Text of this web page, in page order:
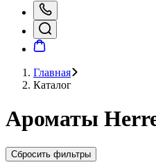
Главная
Каталог
Ароматы
Сбросить фильтры